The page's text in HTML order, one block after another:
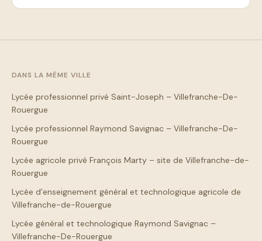
DANS LA MÊME VILLE
Lycée professionnel privé Saint-Joseph – Villefranche-De-
Rouergue
Lycée professionnel Raymond Savignac – Villefranche-De-
Rouergue
Lycée agricole privé François Marty – site de Villefranche-de-
Rouergue
Lycée d’enseignement général et technologique agricole de
Villefranche-de-Rouergue
Lycée général et technologique Raymond Savignac –
Villefranche-De-Rouergue